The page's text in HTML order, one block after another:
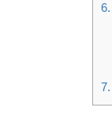
6.
7.